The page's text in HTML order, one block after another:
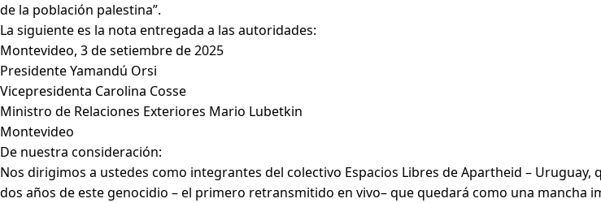
de la población palestina”.
La siguiente es la nota entregada a las autoridades:
Montevideo, 3 de setiembre de 2025
Presidente Yamandú Orsi
Vicepresidenta Carolina Cosse
Ministro de Relaciones Exteriores Mario Lubetkin
Montevideo
De nuestra consideración:
Nos dirigimos a ustedes como integrantes del colectivo Espacios Libres de Apartheid –
dos años de este genocidio – el primero retransmitido en vivo– que quedará como una